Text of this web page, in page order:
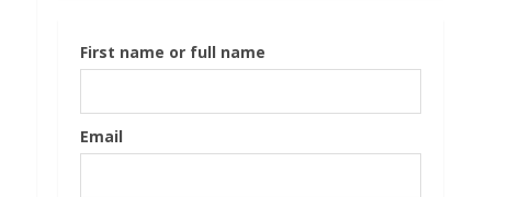
First name or full name
Email